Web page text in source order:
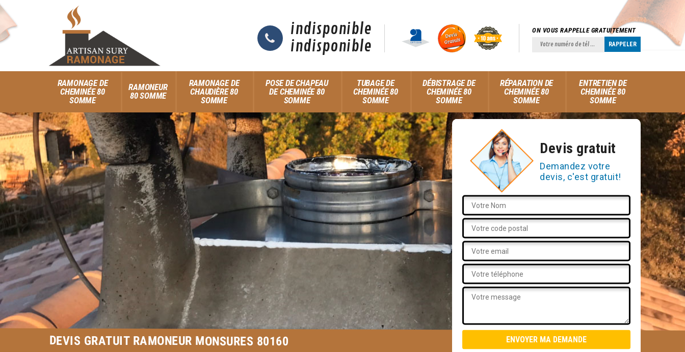
indisponible
indisponible
ON VOUS RAPPELLE GRATUITEMENT
RAMONAGE DE
CHEMINÉE 80
SOMME
RAMONEUR
80 SOMME
RAMONAGE DE
CHAUDIÈRE 80
SOMME
POSE DE CHAPEAU
DE CHEMINÉE 80
SOMME
TUBAGE DE
CHEMINÉE 80
SOMME
DÉBISTRAGE DE
CHEMINÉE 80
SOMME
RÉPARATION DE
CHEMINÉE 80
SOMME
ENTRETIEN DE
CHEMINÉE 80
SOMME
Devis gratuit
Demandez votre
devis, c'est gratuit!
DEVIS GRATUIT RAMONEUR MONSURES 80160